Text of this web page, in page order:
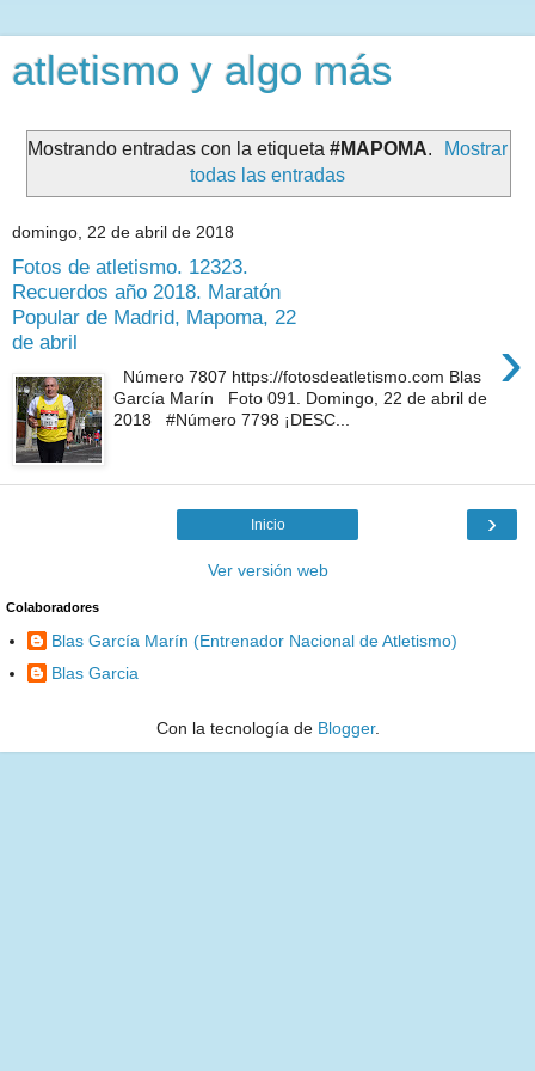
atletismo y algo más
Mostrando entradas con la etiqueta #MAPOMA.
Mostrar
todas las entradas
domingo, 22 de abril de 2018
Fotos de atletismo. 12323.
Recuerdos año 2018. Maratón
Popular de Madrid, Mapoma, 22
de abril
›
Número 7807 https://fotosdeatletismo.com Blas
García Marín Foto 091. Domingo, 22 de abril de
2018 #Número 7798 ¡DESC...
›
Inicio
Ver versión web
Colaboradores
Blas García Marín (Entrenador Nacional de Atletismo)
Blas Garcia
Con la tecnología de Blogger.